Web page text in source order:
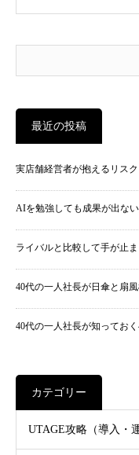
最近の投稿
実店舗経営者が抱えるリス
AIを勉強しても成果が出な
ライバルと比較して手が止
40代の一人社長が日傘と扇
40代の一人社長が知ってお
カテゴリー
UTAGE攻略（導入・